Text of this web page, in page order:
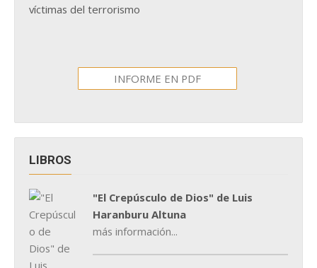
víctimas del terrorismo
INFORME EN PDF
LIBROS
"El Crepúsculo de Dios" de Luis
Haranburu Altuna
más información...